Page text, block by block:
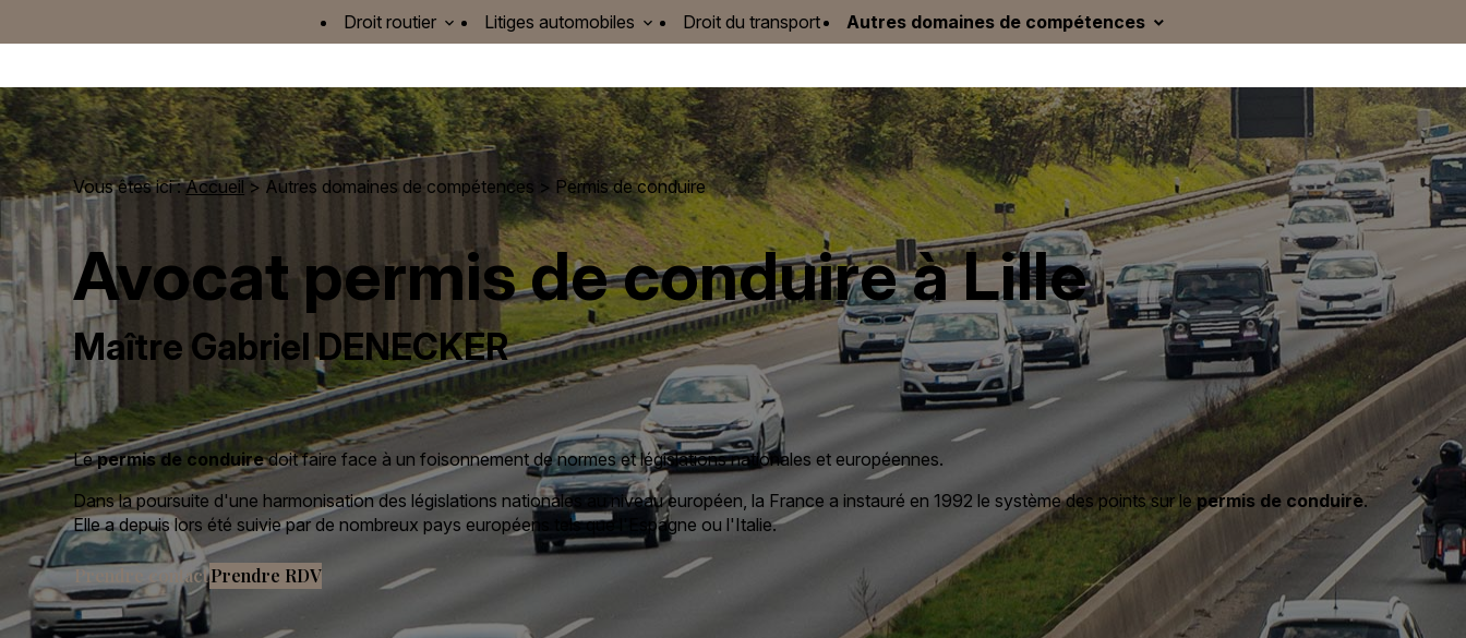
Droit routier Litiges automobiles Droit du transport Autres domaines de compétences
Vous êtes ici : Accueil > Autres domaines de compétences > Permis de conduire
Avocat permis de conduire à Lille
Maître Gabriel DENECKER
Le permis de conduire doit faire face à un foisonnement de normes et législations nationales et européennes.
Dans la poursuite d'une harmonisation des législations nationales au niveau européen, la France a instauré en 1992 le système des points sur le permis de conduire.
Elle a depuis lors été suivie par de nombreux pays européens tels que l'Espagne ou l'Italie.
Prendre contactPrendre RDV